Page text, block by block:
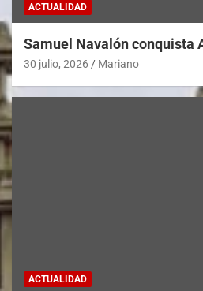
ACTUALIDAD
Samuel Navalón conquista
30 julio, 2026 Mariano
ACTUALIDAD